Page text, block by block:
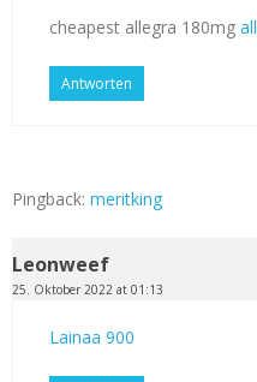
cheapest allegra 180mg
Antworten
Pingback: meritking
Leonweef
25. Oktober 2022 at 01:13
Lainaa 900